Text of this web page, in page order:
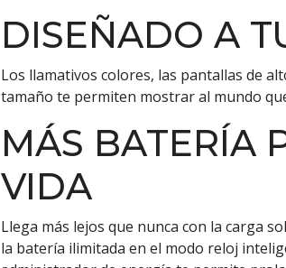
DISEÑADO A
Los llamativos colores, las pantallas de
tamaño te permiten mostrar al mundo
MÁS BATERÍA
VIDA
Llega más lejos que nunca con la carga
la batería ilimitada en el modo reloj